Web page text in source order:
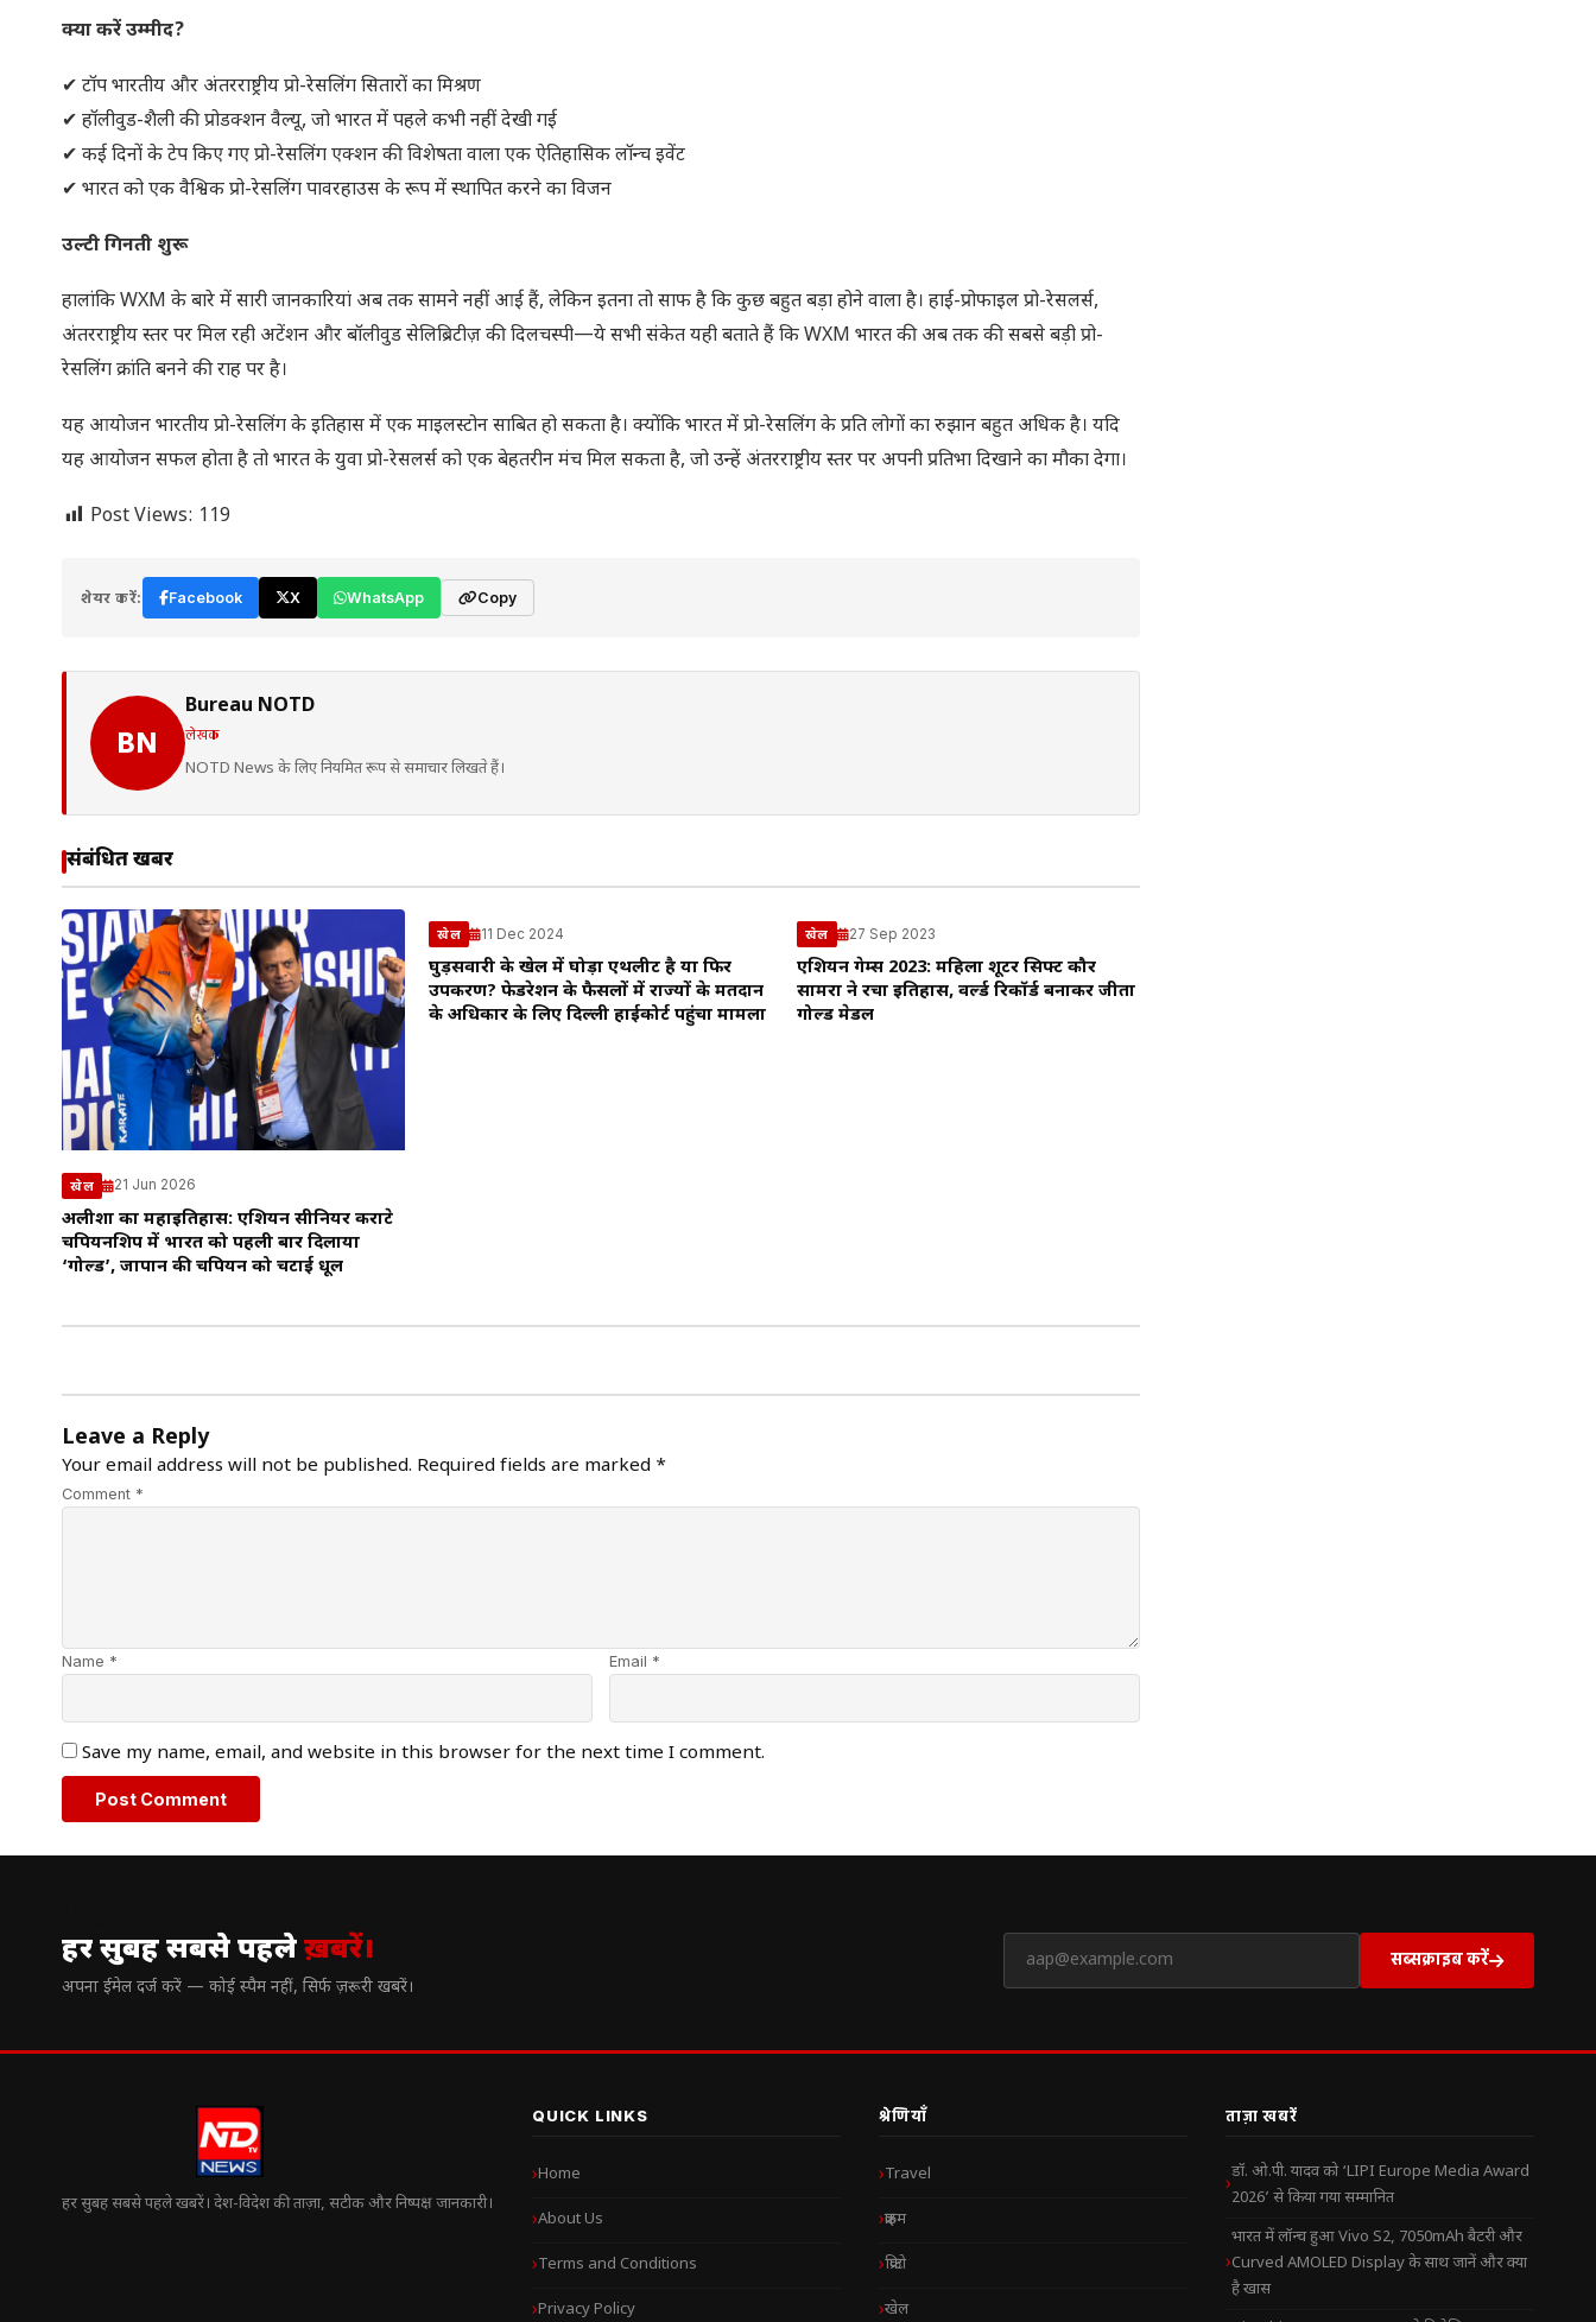
क्या करें उम्मीद?
✔ टॉप भारतीय और अंतरराष्ट्रीय प्रो-रेसलिंग सितारों का मिश्रण
✔ हॉलीवुड-शैली की प्रोडक्शन वैल्यू, जो भारत में पहले कभी नहीं देखी गई
✔ कई दिनों के टेप किए गए प्रो-रेसलिंग एक्शन की विशेषता वाला एक ऐतिहासिक लॉन्च इवेंट
✔ भारत को एक वैश्विक प्रो-रेसलिंग पावरहाउस के रूप में स्थापित करने का विजन
उल्टी गिनती शुरू
हालांकि WXM के बारे में सारी जानकारियां अब तक सामने नहीं आई हैं, लेकिन इतना तो साफ है कि कुछ बहुत बड़ा होने वाला है। हाई-प्रोफाइल प्रो-रेसलर्स,
अंतरराष्ट्रीय स्तर पर मिल रही अटेंशन और बॉलीवुड सेलिब्रिटीज़ की दिलचस्पी—ये सभी संकेत यही बताते हैं कि WXM भारत की अब तक की सबसे बड़ी प्रो-
रेसलिंग क्रांति बनने की राह पर है।
यह आयोजन भारतीय प्रो-रेसलिंग के इतिहास में एक माइलस्टोन साबित हो सकता है। क्योंकि भारत में प्रो-रेसलिंग के प्रति लोगों का रुझान बहुत अधिक है। यदि
यह आयोजन सफल होता है तो भारत के युवा प्रो-रेसलर्स को एक बेहतरीन मंच मिल सकता है, जो उन्हें अंतरराष्ट्रीय स्तर पर अपनी प्रतिभा दिखाने का मौका देगा।
Post Views: 119
शेयर करें: Facebook X WhatsApp Copy
BN
Bureau NOTD
लेखक
NOTD News के लिए नियमित रूप से समाचार लिखते हैं।
संबंधित खबरें
खेल 21 Jun 2026
अलीशा का महाइतिहास: एशियन सीनियर कराटे
चैंपियनशिप में भारत को पहली बार दिलाया
‘गोल्ड’, जापान की चैंपियन को चटाई धूल
खेल 11 Dec 2024
घुड़सवारी के खेल में घोड़ा एथलीट है या फिर
उपकरण? फेडरेशन के फैसलों में राज्यों के मतदान
के अधिकार के लिए दिल्ली हाईकोर्ट पहुंचा मामला
खेल 27 Sep 2023
एशियन गेम्स 2023: महिला शूटर सिफ्ट कौर
सामरा ने रचा इतिहास, वर्ल्ड रिकॉर्ड बनाकर जीता
गोल्ड मेडल
Leave a Reply
Your email address will not be published. Required fields are marked *
Comment *
Name * Email *
Save my name, email, and website in this browser for the next time I comment.
हर सुबह सबसे पहलेख़बरें।
अपना ईमेल दर्ज करें — कोई स्पैम नहीं, सिर्फ ज़रूरी खबरें।
सब्सक्राइब करें
हर सुबह सबसे पहले खबरें। देश-विदेश की ताज़ा, सटीक और निष्पक्ष जानकारी।
QUICK LINKS
Home
About Us
Terms and Conditions
Privacy Policy
श्रेणियाँ
Travel
क्राइम
क्रिप्टो
खेल
ताज़ा खबरें
डॉ. ओ.पी. यादव को ‘LIPI Europe Media Award
2026’ से किया गया सम्मानित
भारत में लॉन्च हुआ Vivo S2, 7050mAh बैटरी और
Curved AMOLED Display के साथ जानें और क्या
है खास